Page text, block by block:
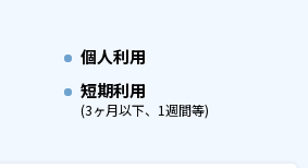
個人利用
短期利用
(3ヶ月以下、1週間等)